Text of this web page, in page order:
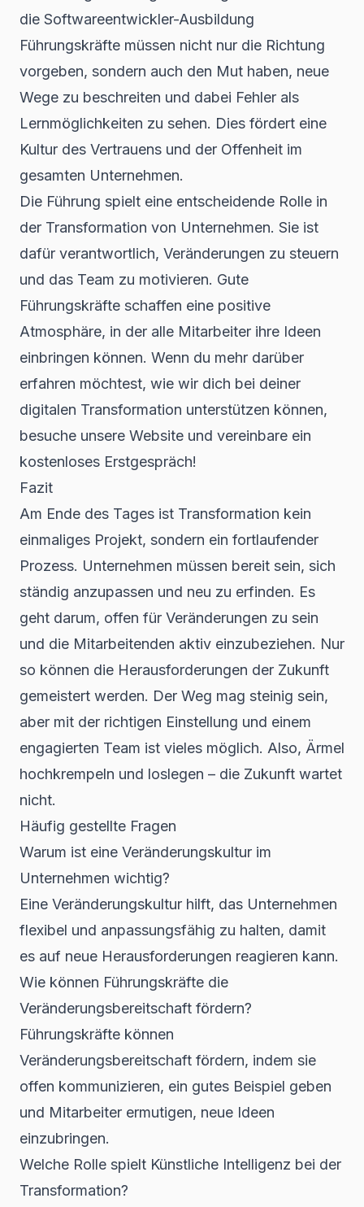
die Softwareentwickler-Ausbildung
Führungskräfte müssen nicht nur die Richtung
vorgeben, sondern auch den Mut haben, neue
Wege zu beschreiten und dabei Fehler als
Lernmöglichkeiten zu sehen. Dies fördert eine
Kultur des Vertrauens und der Offenheit im
gesamten Unternehmen.
Die Führung spielt eine entscheidende Rolle in
der Transformation von Unternehmen. Sie ist
dafür verantwortlich, Veränderungen zu steuern
und das Team zu motivieren. Gute
Führungskräfte schaffen eine positive
Atmosphäre, in der alle Mitarbeiter ihre Ideen
einbringen können. Wenn du mehr darüber
erfahren möchtest, wie wir dich bei deiner
digitalen Transformation unterstützen können,
besuche unsere Website und vereinbare ein
kostenloses Erstgespräch!
Fazit
Am Ende des Tages ist Transformation kein
einmaliges Projekt, sondern ein fortlaufender
Prozess. Unternehmen müssen bereit sein, sich
ständig anzupassen und neu zu erfinden. Es
geht darum, offen für Veränderungen zu sein
und die Mitarbeitenden aktiv einzubeziehen. Nur
so können die Herausforderungen der Zukunft
gemeistert werden. Der Weg mag steinig sein,
aber mit der richtigen Einstellung und einem
engagierten Team ist vieles möglich. Also, Ärmel
hochkrempeln und loslegen – die Zukunft wartet
nicht.
Häufig gestellte Fragen
Warum ist eine Veränderungskultur im
Unternehmen wichtig?
Eine Veränderungskultur hilft, das Unternehmen
flexibel und anpassungsfähig zu halten, damit
es auf neue Herausforderungen reagieren kann.
Wie können Führungskräfte die
Veränderungsbereitschaft fördern?
Führungskräfte können
Veränderungsbereitschaft fördern, indem sie
offen kommunizieren, ein gutes Beispiel geben
und Mitarbeiter ermutigen, neue Ideen
einzubringen.
Welche Rolle spielt Künstliche Intelligenz bei der
Transformation?